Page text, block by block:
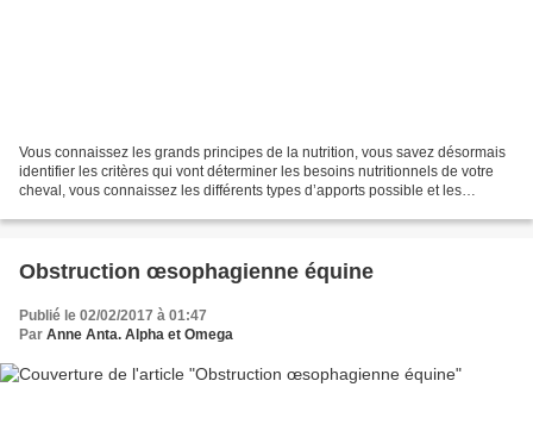
Vous connaissez les grands principes de la nutrition, vous savez désormais
identifier les critères qui vont déterminer les besoins nutritionnels de votre
cheval, vous connaissez les différents types d’apports possible et les
Obstruction œsophagienne équine
Publié le 02/02/2017 à 01:47
Par Anne Anta. Alpha et Omega